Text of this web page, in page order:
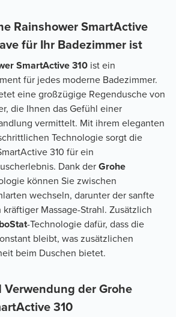
Rainshower SmartActive
für Ihr Badezimmer ist
SmartActive 310 ist ein
für jedes moderne Badezimmer.
eine großzügige Regendusche von
die Ihnen das Gefühl einer
vermittelt. Mit ihrem eleganten
Technologie sorgt die
310 für ein
Dank derGrohe
können Sie zwischen
wechseln, darunter der sanfte
Massage-Strahl. Zusätzlich
-Technologie dafür, dass die
bleibt, was zusätzlichen
beim Duschen bietet.
der Grohe
310